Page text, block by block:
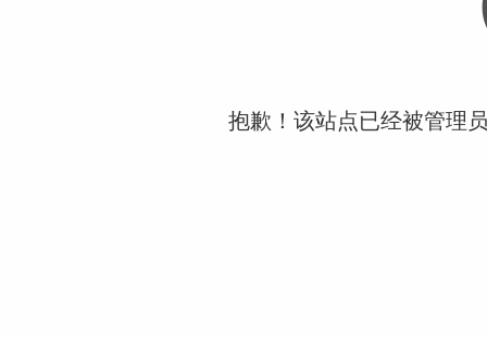
抱歉！该站点已经被管理